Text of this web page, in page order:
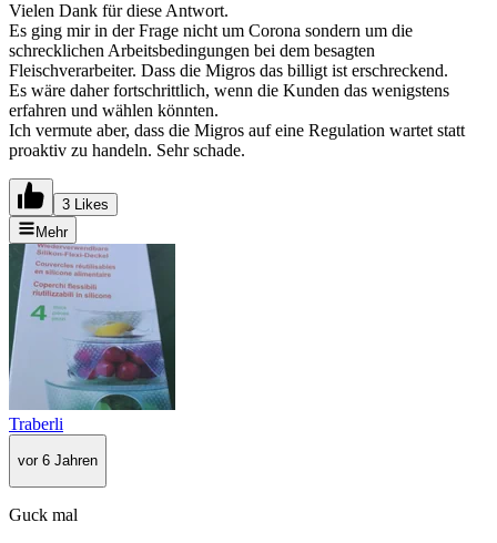
Vielen Dank für diese Antwort.
Es ging mir in der Frage nicht um Corona sondern um die
schrecklichen Arbeitsbedingungen bei dem besagten
Fleischverarbeiter. Dass die Migros das billigt ist erschreckend.
Es wäre daher fortschrittlich, wenn die Kunden das wenigstens
erfahren und wählen könnten.
Ich vermute aber, dass die Migros auf eine Regulation wartet statt
proaktiv zu handeln. Sehr schade.
3 Likes
Mehr
Traberli
vor 6 Jahren
Guck mal